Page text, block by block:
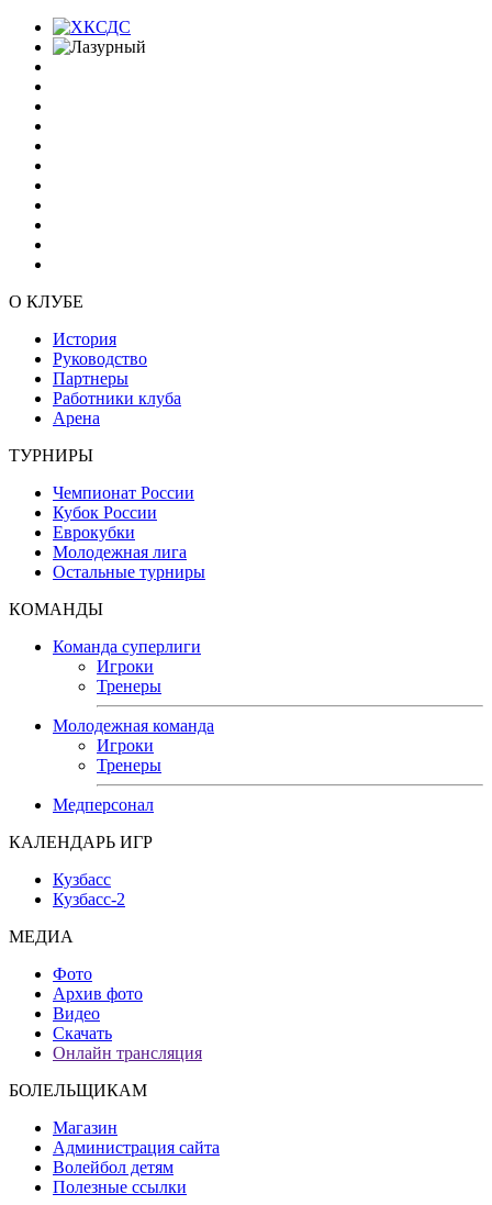
О КЛУБЕ
История
Руководство
Партнеры
Работники клуба
Арена
ТУРНИРЫ
Чемпионат России
Кубок России
Еврокубки
Молодежная лига
Остальные турниры
КОМАНДЫ
Команда суперлиги
Игроки
Тренеры
Молодежная команда
Игроки
Тренеры
Медперсонал
КАЛЕНДАРЬ ИГР
Кузбасс
Кузбасс-2
МЕДИА
Фото
Архив фото
Видео
Скачать
Онлайн трансляция
БОЛЕЛЬЩИКАМ
Магазин
Администрация сайта
Волейбол детям
Полезные ссылки